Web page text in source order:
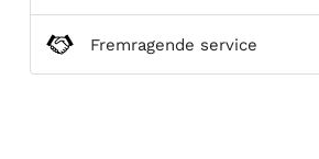
Fremragende service